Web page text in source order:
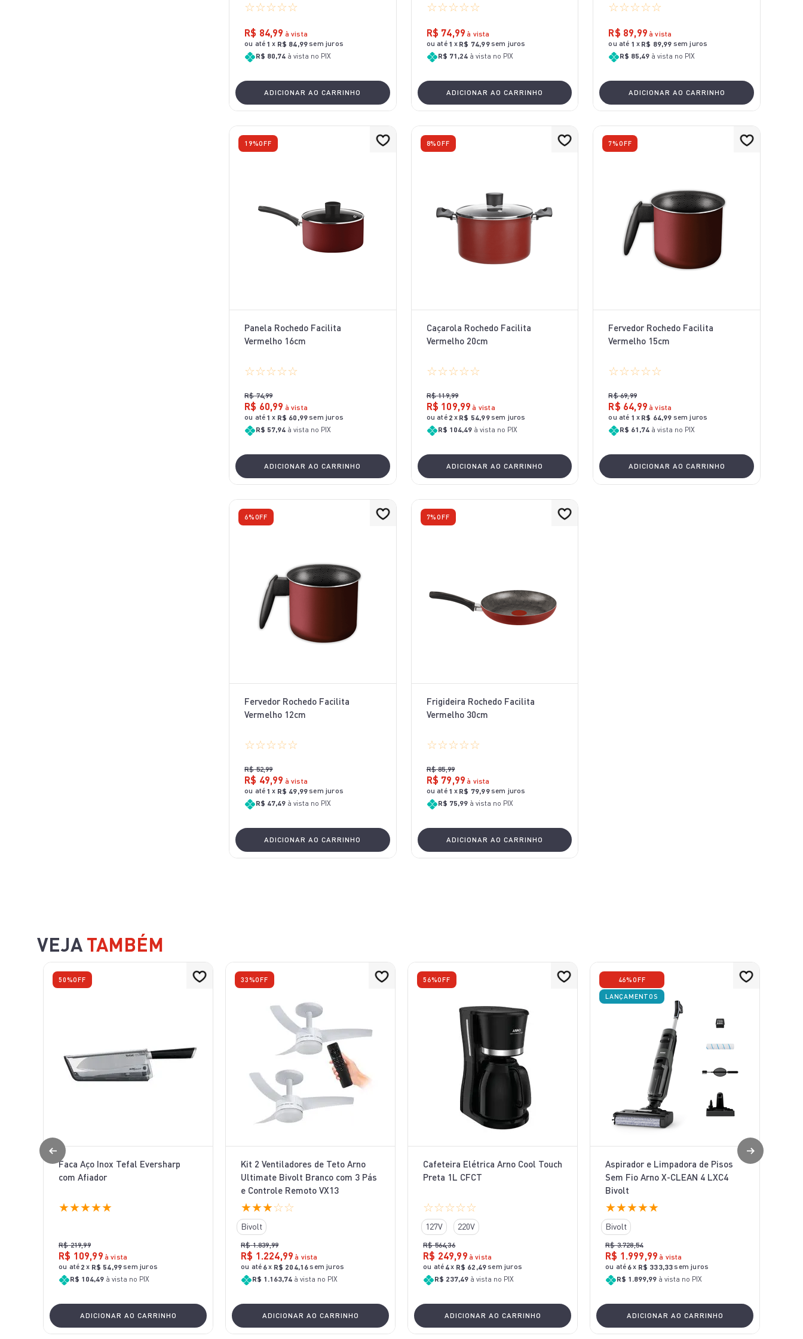
☆☆☆☆☆
R$ 84,99 à vista
ou até 1 x R$ 84,99sem juros
R$ 80,74 à vista no PIX
ADICIONAR AO CARRINHO
☆☆☆☆☆
R$ 74,99 à vista
ou até 1 x R$ 74,99sem juros
R$ 71,24 à vista no PIX
ADICIONAR AO CARRINHO
☆☆☆☆☆
R$ 89,99 à vista
ou até 1 x R$ 89,99 sem juros
R$ 85,49 à vista no PIX
ADICIONAR AO CARRINHO
19%OFF
Panela Rochedo Facilita
Vermelho 16cm
☆☆☆☆☆
R$ 74,99
R$ 60,99 à vista
ou até 1 x R$ 60 ,99sem juros
R$ 57,94 à vista no PIX
ADICIONAR AO CARRINHO
8%OFF
Caçarola Rochedo Facilita
Vermelho 20cm
☆☆☆☆☆
R$ 119,99
R$ 109,99 à vista
ou até 2 x R$ 54,99sem juros
R$ 104,49 à vista no PIX
ADICIONAR AO CARRINHO
7%OFF
Fervedor Rochedo Facilita
Vermelho 15cm
☆☆☆☆☆
R$ 69,99
R$ 64,99 à vista
ou até 1 x R$ 64,99 sem juros
R$ 61,74 à vista no PIX
ADICIONAR AO CARRINHO
6%OFF
Fervedor Rochedo Facilita
Vermelho 12cm
☆☆☆☆☆
R$ 52,99
R$ 49,99 à vista
ou até 1 x R$ 49,99sem juros
R$ 47,49 à vista no PIX
ADICIONAR AO CARRINHO
7%OFF
Frigideira Rochedo Facilita
Vermelho 30cm
☆☆☆☆☆
R$ 85,99
R$ 79,99 à vista
ou até 1 x R$ 79,99sem juros
R$ 75,99 à vista no PIX
ADICIONAR AO CARRINHO
VEJA TAMBÉM
50%OFF
Faca Aço Inox Tefal Eversharp
com Afiador
★★★★★
R$ 219,99
R$ 109,99 à vista
ou até 2 x R$ 54,99sem juros
R$ 104,49 à vista no PIX
ADICIONAR AO CARRINHO
33%OFF
Kit 2 Ventiladores de Teto Arno
Ultimate Bivolt Branco com 3 Pás
e Controle Remoto VX13
★★★☆☆
Bivolt
R$ 1.839,99
R$ 1 .224,99 à vista
ou até 6x R$ 204,16sem juros
R$ 1.163,74 à vista no PIX
ADICIONAR AO CARRINHO
56%OFF
Cafeteira Elétrica Arno Cool Touch
Preta 1L CFCT
☆☆☆☆☆
127V 220V
R$ 564,36
R$ 249,99 à vista
ou até 4x R$ 62 ,49sem juros
R$ 237,49 à vista no PIX
ADICIONAR AO CARRINHO
46%OFF
LANÇAMENTOS
Aspirador e Limpadora de Pisos
Sem Fio Arno X-CLEAN 4 LXC4
Bivolt
★★★★★
Bivolt
R$ 3.728,54
R$ 1 .999,99 à vista
ou até 6x R$ 333,33sem juros
R$ 1.899,99 à vista no PIX
ADICIONAR AO CARRINHO